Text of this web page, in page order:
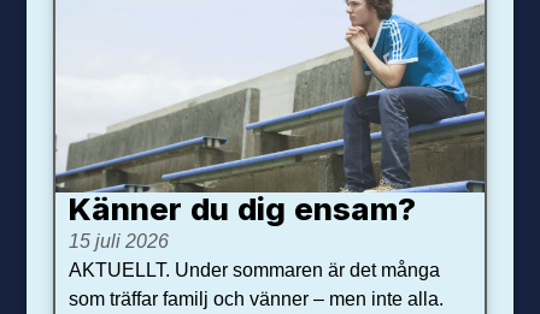
Känner du dig ensam?
15 juli 2026
AKTUELLT. Under sommaren är det många
som träffar familj och vänner – men inte alla.